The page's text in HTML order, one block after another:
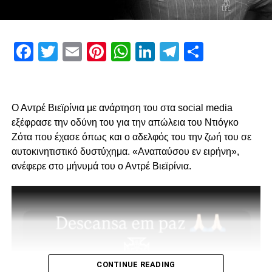
διοικητικά ζητήματα που αφορούν την επόμενη μέρα του
ΠΑΟΚ.
Ο λόγος της επίσκεψης… απλός, “Κύριοι, με την δικιά μας
στήριξη παραμείνατε 15μελες μετά την παραίτηση
Για εμάς δεν έχει αλλάξει κάτι, οι λόγοι της στήριξης μας
από την αρχή μέχρι σήμερα παραμένουν ίδιοι.
Facebook
Twitter
EmailPinterest
WhatsApp
LinkedIn
Telegram
Ο Αντρέ Βιεϊρίνια με ανάρτηση του στα social media
εξέφρασε την οδύνη του για την απώλεια του Ντιόγκο
Ζότα που έχασε όπως και ο αδελφός του την ζωή του σε
αυτοκινητιστικό δυστύχημα. «Αναπαύσου εν ειρήνη»,
ανέφερε στο μήνυμά του ο Αντρέ Βιεϊρίνια.
CONTINUE READING